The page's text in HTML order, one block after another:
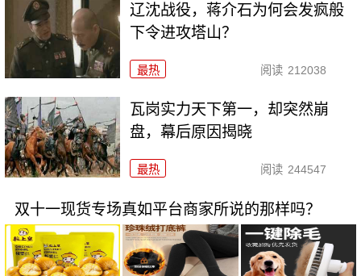
辽沈战役，蒋介石为何会发疯般
下令进攻塔山？
最热 阅读 212038
瓦岗实力天下第一，却突然崩
盘，幕后原因揭晓
最热 阅读 244547
双十一现货专场真如平台商家所说的那样吗？